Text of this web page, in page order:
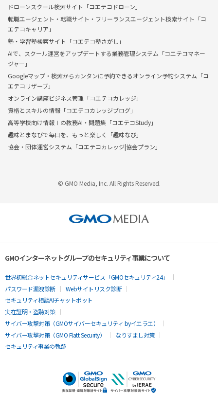
ドローンスクール検索サイト「コエテコドローン」
転職エージェント・転職サイト・フリーランスエージェント検索サイト「コ
エテコキャリア」
塾・学習塾検索サイト「コエテコ塾さがし」
AIで、スクール運営をアップデートする業務管理システム「コエテコマネー
ジャー」
Googleマップ・検索からカンタンに予約できるオンライン予約システム「コ
エテコリザーブ」
オンライン講座ビジネス管理「コエテコカレッジ」
資格とスキルの情報「コエテコカレッジブログ」
高等学校向け情報Ⅰの教務AI・問題集「コエテコStudy」
趣味とまなびで毎日を、もっと楽しく「趣味なび」
協会・団体運営システム「コエテコカレッジ|協会プラン」
© GMO Media, Inc. All Rights Reserved.
GMOインターネットグループのセキュリティ事業について
世界初総合ネットセキュリティサービス「GMOセキュリティ24」
パスワード漏洩診断
Webサイトリスク診断
セキュリティ相談AIチャットボット
実在証明・盗聴対策
サイバー攻撃対策（GMOサイバーセキュリティ byイエラエ）
サイバー攻撃対策（GMO Flatt Security）
なりすまし対策
セキュリティ事業の軌跡